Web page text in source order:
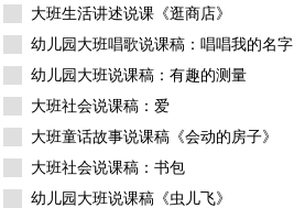
大班生活讲述说课《逛商店》
幼儿园大班唱歌说课稿：唱唱我的名字
幼儿园大班说课稿：有趣的测量
大班社会说课稿：爱
大班童话故事说课稿《会动的房子》
大班社会说课稿：书包
幼儿园大班说课稿《虫儿飞》